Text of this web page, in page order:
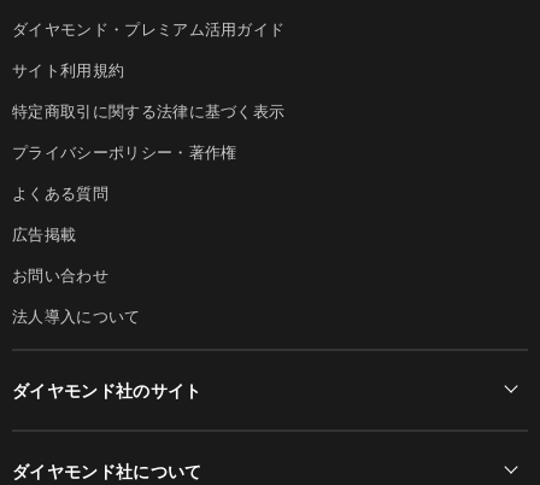
ダイヤモンド・プレミアム活用ガイド
サイト利用規約
特定商取引に関する法律に基づく表示
プライバシーポリシー・著作権
よくある質問
広告掲載
お問い合わせ
法人導入について
ダイヤモンド社のサイト
ダイヤモンド社について